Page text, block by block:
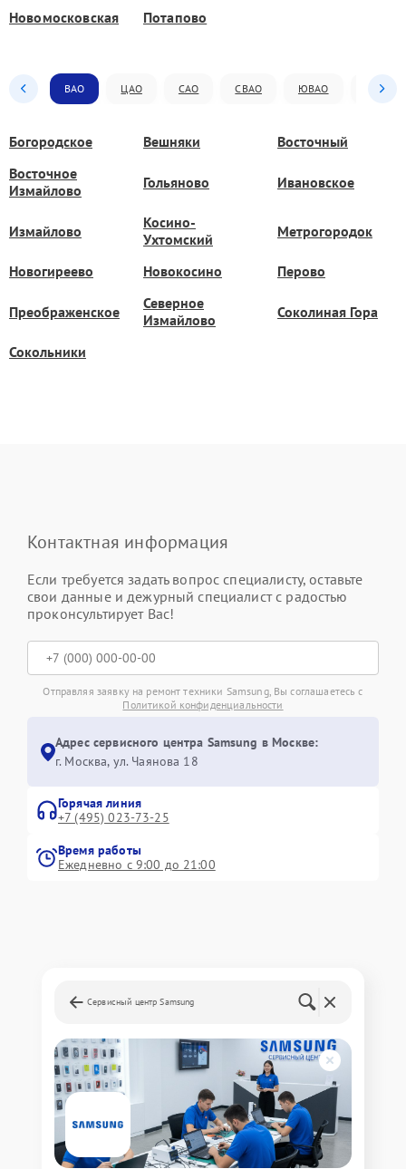
Новомосковская Потапово
ВАО ЦАО САО СВАО ЮВАО ЮАО
Богородское Вешняки
Восточный
Восточное
Измайлово
Гольяново Ивановское
Измайлово
Косино-
Ухтомский
Метрогородок
Новогиреево Новокосино Перово
Преображенское
Северное
Измайлово
Соколиная Гора
Сокольники
Контактная информация
Если требуется задать вопрос специалисту, оставьте
свои данные и дежурный специалист с радостью
проконсультирует Вас!
Отправляя заявку на ремонт техники Samsung, Вы соглашаетесь с
Политикой конфиденциальности
Адрес сервисного центра Samsung в Москве:
г. Москва, ул. Чаянова 18
Горячая линия
+7 (495) 023-73-25
Время работы
Ежедневно с 9:00 до 21:00
Сервисный центр Samsung